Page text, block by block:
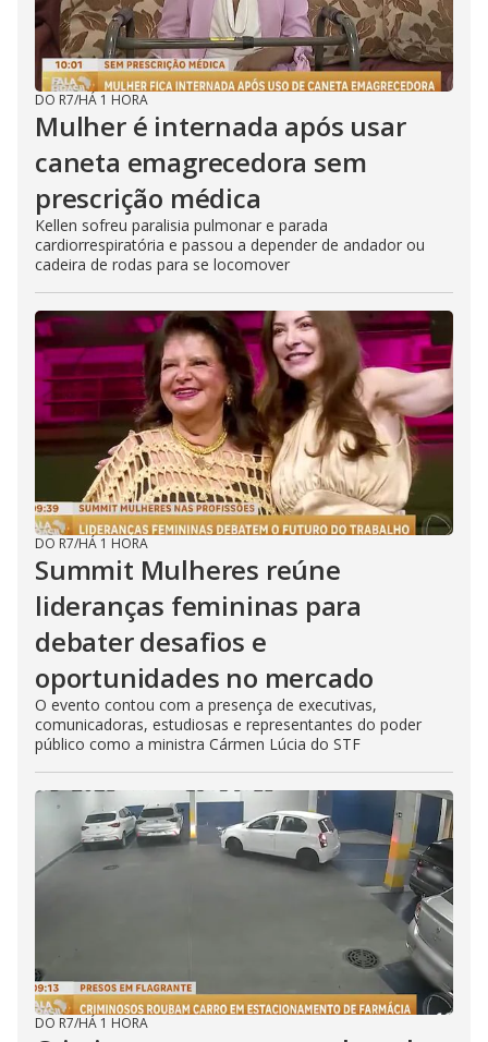
DO R7/HÁ 1 HORA
Mulher é internada após usar
caneta emagrecedora sem
prescrição médica
Kellen sofreu paralisia pulmonar e parada
cardiorrespiratória e passou a depender de andador ou
cadeira de rodas para se locomover
DO R7/HÁ 1 HORA
Summit Mulheres reúne
lideranças femininas para
debater desafios e
oportunidades no mercado
O evento contou com a presença de executivas,
comunicadoras, estudiosas e representantes do poder
público como a ministra Cármen Lúcia do STF
DO R7/HÁ 1 HORA